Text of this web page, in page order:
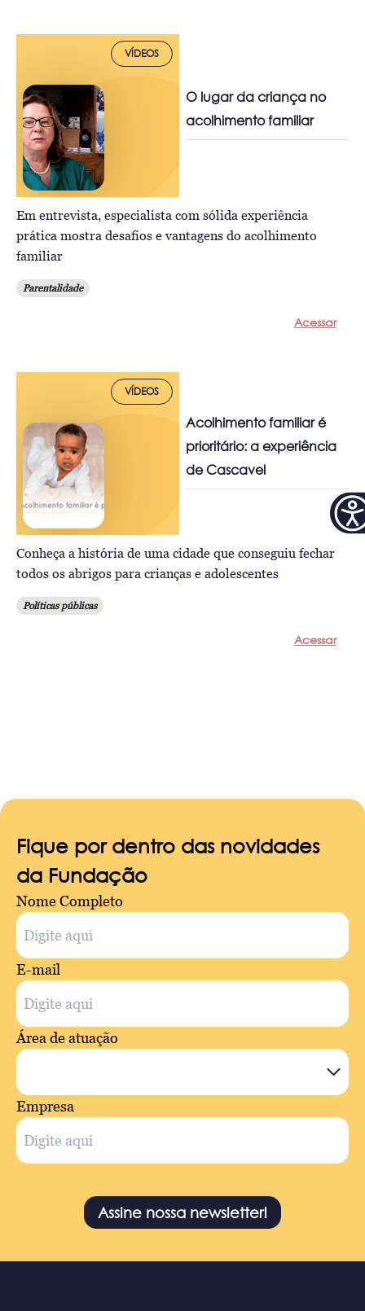
VÍDEOS
O lugar da criança no
acolhimento familiar
Em entrevista, especialista com sólida experiência
prática mostra desafios e vantagens do acolhimento
familiar
Parentalidade
Acessar
VÍDEOS
Acolhimento familiar é
prioritário: a experiência
de Cascavel
Conheça a história de uma cidade que conseguiu fechar
todos os abrigos para crianças e adolescentes
Políticas públicas
Acessar
Fique por dentro das novidades
da Fundação
Nome Completo
E-mail
Área de atuação
Empresa
Assine nossa newsletter!